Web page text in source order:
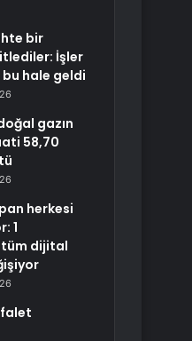
bir
İşler
bu hale geldi
gazın
58,70
herkesi
1
tüm dijital